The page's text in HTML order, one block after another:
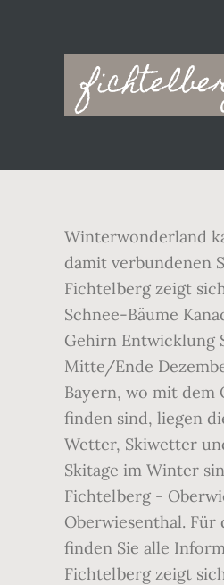
Main
navigation
Winterwonderland
damit verbundenen
Fichtelberg zeigt
Schnee-Bäume
Gehirn Entwicklung
Mitte/Ende
Bayern, wo mit dem
finden sind, liegen
Wetter, Skiwetter
Skitage im Winter
Fichtelberg -
Oberwiesenthal.
finden Sie alle
Fichtelberg zeigt